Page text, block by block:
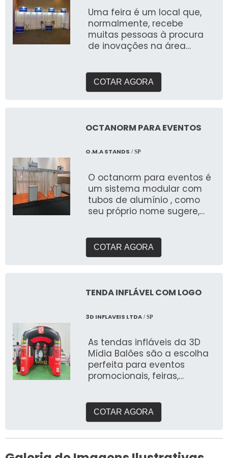
personalização do design e
a montagem ágil,
garantindo um ambiente
profissional para exposições,
corporativos. Além disso, a
estrutura oferece
durabilidade e facilidade de
ocasiões, proporcionando
benefício para empresas
Uma feira é um local que,
normalmente, recebe
muitas pessoas à procura
de inovações na área
COTAR AGORA
OCTANORM PARA EVENTOS
O.M.A STANDS / SP
O octanorm para eventos é
um sistema modular com
tubos de alumínio , como
seu próprio nome sugere,
COTAR AGORA
TENDA INFLÁVEL COM LOGO
3D INFLAVEIS LTDA/ SP
As tendas infláveis da 3D
Mídia Balões são a escolha
perfeita para eventos
promocionais, feiras,
materiais de alta qualidade,
elas combinam resistência,
destacar sua marca de
COTAR AGORA